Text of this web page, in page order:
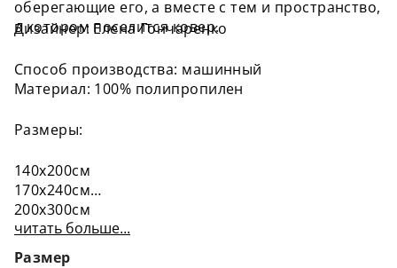
оберегающие его, а вместе с тем и пространство,
в котором поселится ковер.
Дизайнер: Елена Гончаренко
Способ производства: машинный
Материал: 100% полипропилен
Размеры:
140х200см
170х240см
200х300см
240x340см
300х400см
читать больше...
Размер